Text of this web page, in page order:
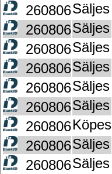
260806Säljes
260806Säljes
260806Säljes
260806Säljes
260806Säljes
260806Säljes
260806Köpes
260806Säljes
260806Säljes